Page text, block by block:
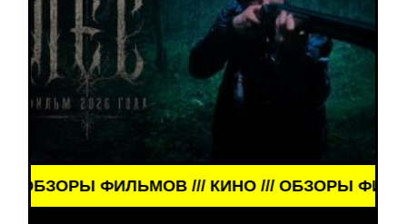
ФИЛЬМОВ /// КИНО /// ОБЗОРЫ ФИЛЬМОВ